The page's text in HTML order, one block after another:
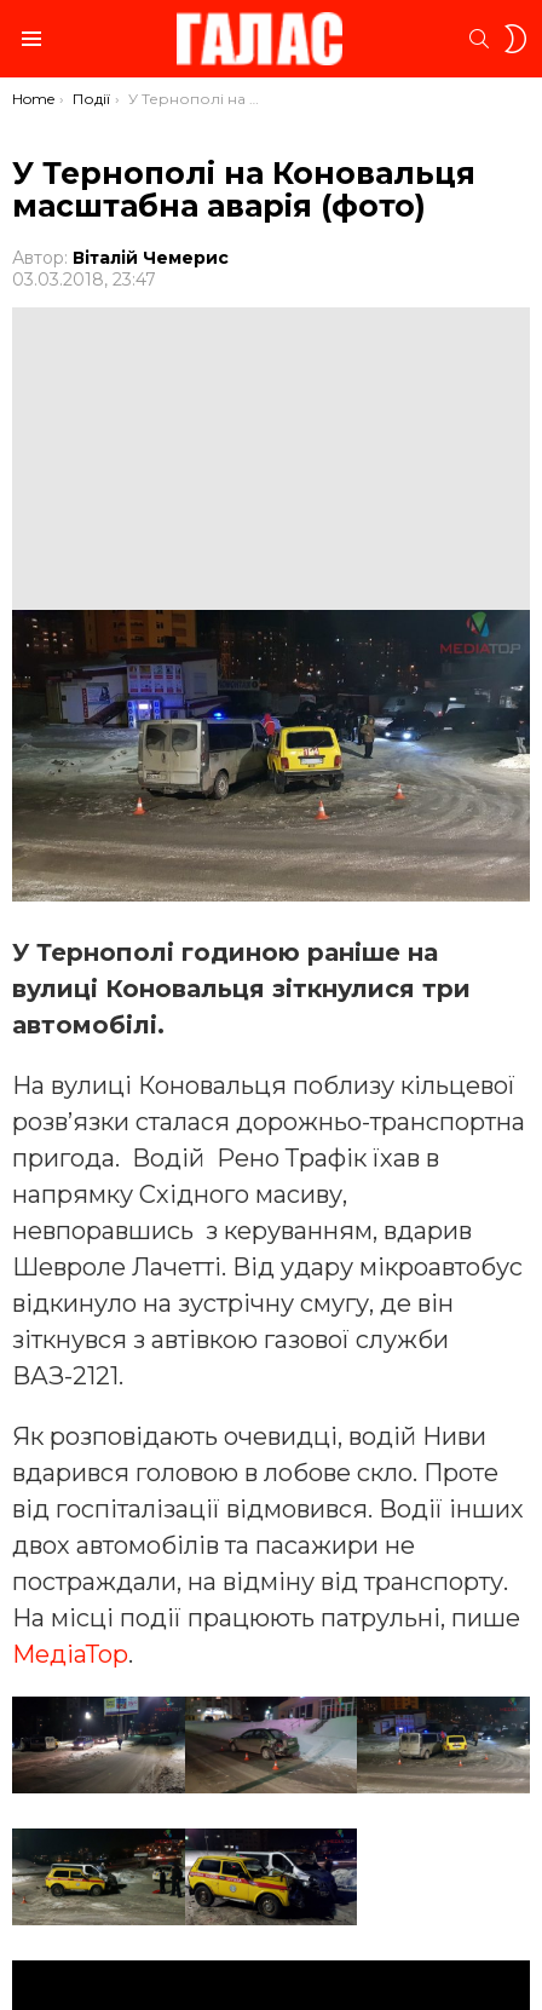
You are here:
Home Події У Тернополі на Коновальця масштабна аварія (фото)
У Тернополі на Коновальця
масштабна аварія (фото)
Автор: Віталій Чемерис
03.03.2018, 23:47
У Тернополі годиною раніше на
вулиці Коновальця зіткнулися три
автомобілі.
На вулиці Коновальця поблизу кільцевої
розв’язки сталася дорожньо-транспортна
пригода. Водій Рено Трафік їхав в
напрямку Східного масиву,
невпоравшись з керуванням, вдарив
Шевроле Лачетті. Від удару мікроавтобус
відкинуло на зустрічну смугу, де він
зіткнувся з автівкою газової служби
ВАЗ-2121.
Як розповідають очевидці, водій Ниви
вдарився головою в лобове скло. Проте
від госпіталізації відмовився. Водії інших
двох автомобілів та пасажири не
постраждали, на відміну від транспорту.
На місці події працюють патрульні, пише
МедіаТор.